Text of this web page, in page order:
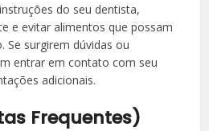
do seu dentista,
e evitar alimentos que possam
Se surgirem dúvidas ou
entrar em contato com seu
adicionais.
Frequentes)